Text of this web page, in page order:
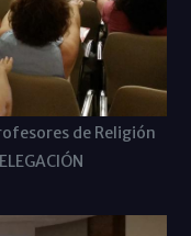
de Religión